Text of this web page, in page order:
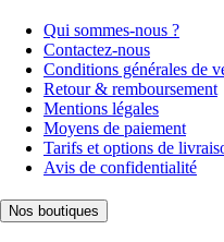
Qui sommes-nous ?
Contactez-nous
Conditions générales de
Retour & remboursement
Mentions légales
Moyens de paiement
Tarifs et options de
Avis de confidentialité
Nos boutiques